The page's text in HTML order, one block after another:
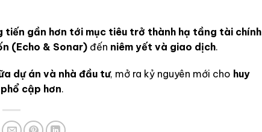
tiến gần hơn tới mục tiêu trở thành hạ tầng tài chính
(Echo & Sonar) đến niêm yết và giao dịch.
dự án và nhà đầu tư, mở ra kỷ nguyên mới cho huy
cập hơn.